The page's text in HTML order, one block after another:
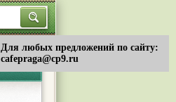
Для любых предложений по сайту:
cafepraga@cp9.ru